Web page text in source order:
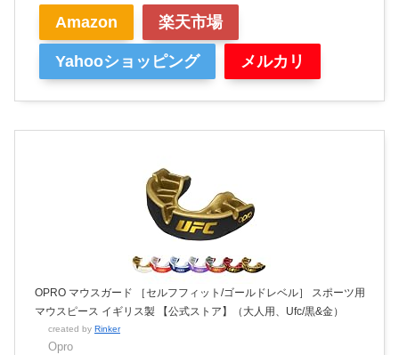
Amazon 楽天市場
Yahooショッピング メルカリ
OPRO マウスガード ［セルフフィット/ゴールドレベル］ スポーツ用
マウスピース イギリス製 【公式ストア】（大人用、Ufc/黒&金）
created by Rinker
Opro